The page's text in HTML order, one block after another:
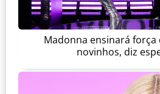
Madonna ensinará força
novinhos, diz